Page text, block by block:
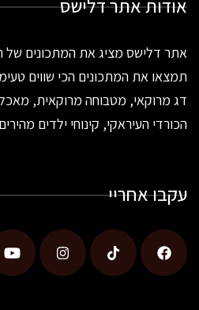
אודות אתר דלישס
אתר דלישס מציג את המתכונים של
תמצאו את המתכונים הכי שווים
דג מרוקאי, מטבוחה מרוקאית,
הכורדי העיראקי, קינוחי ילדים
עקבו אחריי